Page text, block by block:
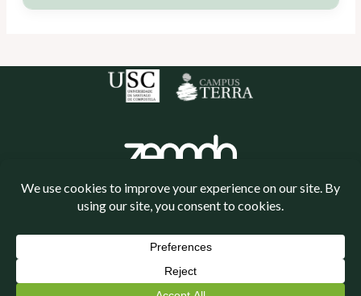
Política de privacidade